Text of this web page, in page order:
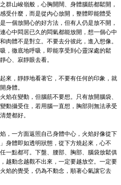
群山峻嶺般，心胸開闊、身體腦筋都鬆開，
受什麼，而是從內心放開，整體即能體受
一個放開心的好方法，但有人仍是放不開，
心中悶居已久的悶氣都能放開，想一個心中
肉體不是對立。不要去分彼此，進入想像。
，徹底地呼吸，即能享受到心靈深處的鬆
心、寂靜眼去看。
來，靜靜地看著它，不要有任何的印象，就
身體。
焰在變動，但腦筋不要想。只有放開腦袋、
動攝受住，若用腦一直想，胸部則無法承受
楚都好。
，一方面返照自己身體中心，火焰好像從下
身體即如透明狀態，從下方燒起來，心不
一點都可。下盤、腰部、胸部、腦袋放鬆俱
越動念越觀不出來，一定要越放空。一定要
焰的覺受，仍為不動念，順著心氣讓它去